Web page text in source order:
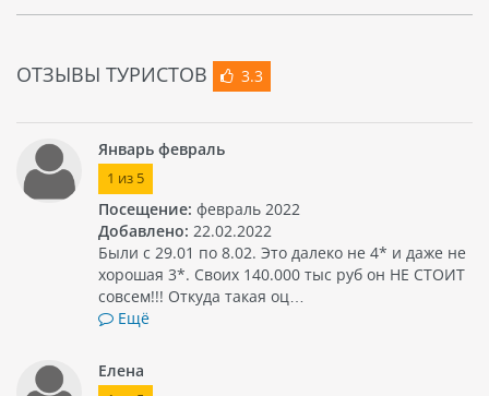
ОТЗЫВЫ ТУРИСТОВ 3.3
Январь февраль
1 из 5
Посещение: февраль 2022
Добавлено: 22.02.2022
Были с 29.01 по 8.02. Это далеко не 4* и даже не
хорошая 3*. Своих 140.000 тыс руб он НЕ СТОИТ
совсем!!! Откуда такая оц…
Ещё
Елена